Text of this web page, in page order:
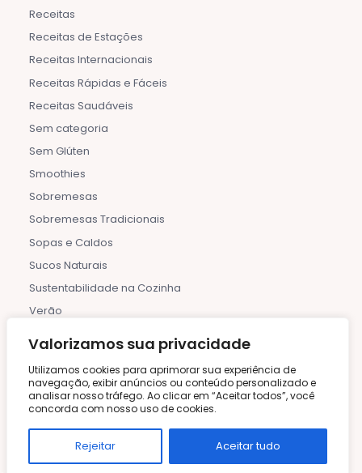
Valorizamos sua privacidade
Utilizamos cookies para aprimorar sua experiência de
navegação, exibir anúncios ou conteúdo personalizado e
analisar nosso tráfego. Ao clicar em “Aceitar todos”, você
concorda com nosso uso de cookies.
Rejeitar Aceitar tudo
Receitas
Receitas de Estações
Receitas Internacionais
Receitas Rápidas e Fáceis
Receitas Saudáveis
Sem categoria
Sem Glúten
Smoothies
Sobremesas
Sobremesas Tradicionais
Sopas e Caldos
Sucos Naturais
Sustentabilidade na Cozinha
Verão
PESQUISE POR CATEGORIA
43
Air Fryer
Asiática
Bebidas E Coquetéis
Massas
Mediterrânea
Mexicana
Micro-Ondas